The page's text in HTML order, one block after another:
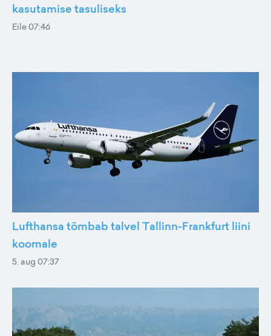
kasutamise tasuliseks
Eile 07:46
Lufthansa tõmbab talvel Tallinn-Frankfurt liini
koomale
5. aug 07:37